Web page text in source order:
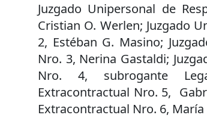
Juzgado Unipersonal de
Cristian O. Werlen; Juzgado
2, Estéban G. Masino;
Nro. 3, Nerina Gastaldi;
Nro. 4, subrogante
Extracontractual Nro. 5,
Extracontractual Nro. 6, María